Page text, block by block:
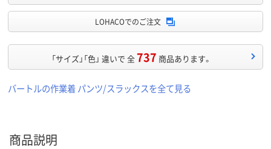
LOHACOでのご注文
「サイズ」「色」 違いで 全737 商品あります。
バートルの作業着 パンツ/スラックスを全て見る
商品説明